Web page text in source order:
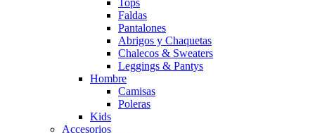
Tops
Faldas
Pantalones
Abrigos y Chaquetas
Chalecos & Sweaters
Leggings & Pantys
Hombre
Camisas
Poleras
Kids
Accesorios